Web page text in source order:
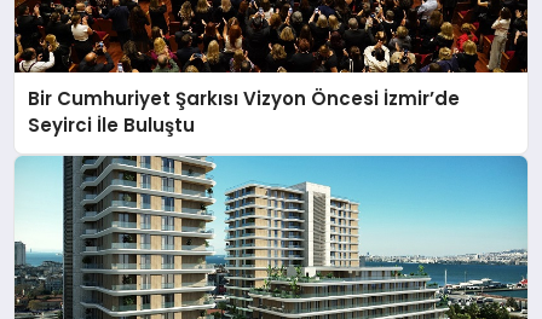
Bir Cumhuriyet Şarkısı Vizyon Öncesi İzmir’de
Seyirci İle Buluştu